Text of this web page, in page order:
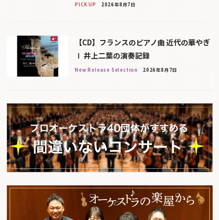
PICK UP 2026年8月7日
【CD】フランスのピアノ曲 近代の華やぎ
Ⅰ 井上二葉の演奏記録
New Release Selection 2026年8月7日